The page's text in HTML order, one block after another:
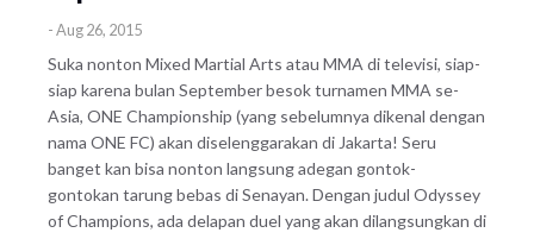
-Aug 26, 2015
Suka nonton Mixed Martial Arts atau MMA di televisi, siap-
siap karena bulan September besok turnamen MMA se-
Asia, ONE Championship (yang sebelumnya dikenal dengan
nama ONE FC) akan diselenggarakan di Jakarta! Seru
banget kan bisa nonton langsung adegan gontok-
gontokan tarung bebas di Senayan. Dengan judul Odyssey
of Champions, ada delapan duel yang akan dilangsungkan di